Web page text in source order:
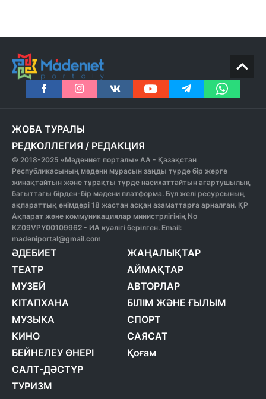
ЖОБА ТУРАЛЫ
РЕДКОЛЛЕГИЯ / РЕДАКЦИЯ
© 2018-2025 «Мәдениет порталы» АА - Қазақстан
Республикасының мәдени мұрасын заңды түрде бір жерге
жинақтайтын және тұрақты түрде насихаттайтын ағартушылық
бағыттағы бірден-бір мәдени платформа. Бұл желі ресурсының
ақпараттық өнімдері 18 жастан асқан азаматтарға арналған. ҚР
Ақпарат және коммуникациялар министрлігінің No
KZ09VPY00109962 - ИА куәлігі берілген. Email:
madeniportal@gmail.com
ӘДЕБИЕТ
ТЕАТР
МУЗЕЙ
КІТАПХАНА
МУЗЫКА
КИНО
БЕЙНЕЛЕУ ӨНЕРІ
САЛТ-ДӘСТҮР
ТУРИЗМ
ЖАҢАЛЫҚТАР
АЙМАҚТАР
АВТОРЛАР
БІЛІМ ЖӘНЕ ҒЫЛЫМ
СПОРТ
САЯСАТ
Қоғам